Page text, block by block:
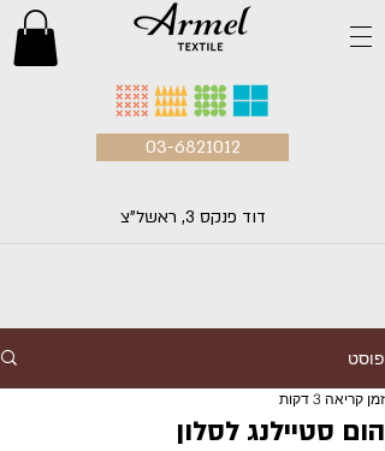
03-6821012
דוד פנקס 3, ראשל"צ
פוסט
הום סטיילנג לסלון
זמן קריאה 3 דקות